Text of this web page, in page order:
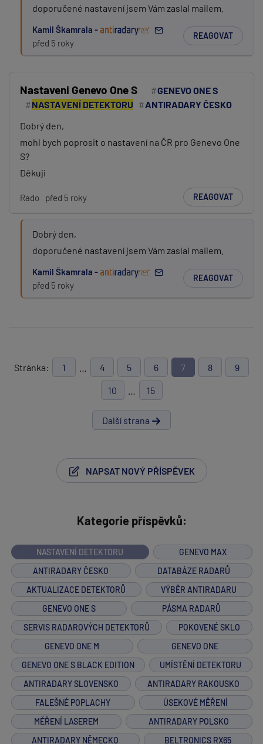
doporučené nastavení jsem Vám zaslal mailem.
Kamil Škamrala -
před 5 roky
REAGOVAT
Nastaveni Genevo One S
GENEVO ONE S
NASTAVENÍ DETEKTORU
ANTIRADARY ČESKO
Dobrý den,
mohl bych poprosit o nastavení na ČR pro Genevo One
S?
Děkuji
Rado před 5 roky REAGOVAT
Dobrý den,
doporučené nastavení jsem Vám zaslal mailem.
Kamil Škamrala -
před 5 roky
REAGOVAT
Stránka: 1 4 5 6 7 8 9
10 15
Další strana
NAPSAT NOVÝ PŘÍSPĚVEK
Kategorie příspěvků:
NASTAVENÍ DETEKTORU
GENEVO MAX
ANTIRADARY ČESKO
DATABÁZE RADARŮ
AKTUALIZACE DETEKTORŮ
VÝBĚR ANTIRADARU
GENEVO ONE S
PÁSMA RADARŮ
SERVIS RADAROVÝCH DETEKTORŮ
POKOVENÉ SKLO
GENEVO ONE M
GENEVO ONE
GENEVO ONE S BLACK EDITION
UMÍSTĚNÍ DETEKTORU
ANTIRADARY SLOVENSKO
ANTIRADARY RAKOUSKO
FALEŠNÉ POPLACHY
ÚSEKOVÉ MĚŘENÍ
MĚŘENÍ LASEREM
ANTIRADARY POLSKO
ANTIRADARY NĚMECKO
BELTRONICS RX65